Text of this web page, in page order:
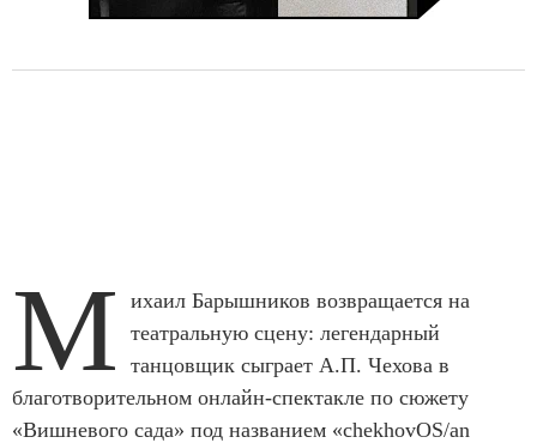
М
ихаил Барышников возвращается на
театральную сцену: легендарный
танцовщик сыграет А.П. Чехова в
благотворительном онлайн-спектакле по сюжету
«Вишневого сада» под названием «chekhovOS/an